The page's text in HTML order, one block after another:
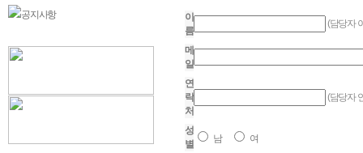
공지사항
이
름
(담당자
메
일
연
락
처
(담당자
성
별
남 여